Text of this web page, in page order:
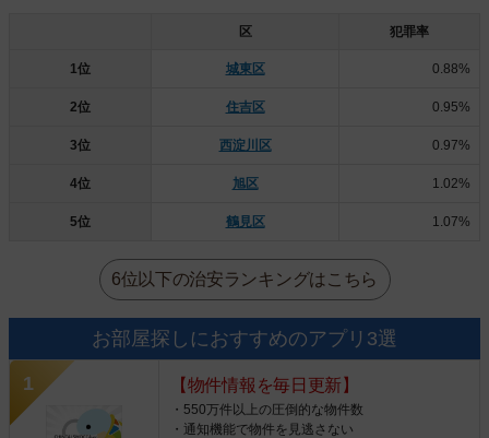
区 犯罪率
1位 城東区 0.88%
2位 住吉区 0.95%
3位 西淀川区 0.97%
4位 旭区 1.02%
5位 鶴見区 1.07%
6位以下の治安ランキングはこちら
お部屋探しにおすすめのアプリ3選
【物件情報を毎日更新】
・550万件以上の圧倒的な物件数
・通知機能で物件を見逃さない